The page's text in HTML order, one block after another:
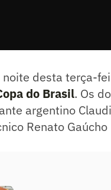
desta terça-
do Brasil. Os
argentino
Renato